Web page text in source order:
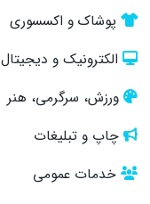
پوشاک و اکسسوری
الکترونیک و دیجیتال
ورزش، سرگرمی، هنر
چاپ و تبلیغات
خدمات عمومی